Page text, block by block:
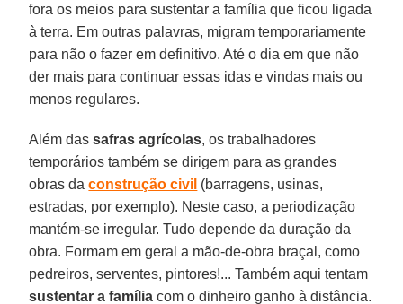
fora os meios para sustentar a família que ficou ligada
à terra. Em outras palavras, migram temporariamente
para não o fazer em definitivo. Até o dia em que não
der mais para continuar essas idas e vindas mais ou
menos regulares.
Além dassafras agrícolas, os trabalhadores
temporários também se dirigem para as grandes
obras daconstrução civil (barragens, usinas,
estradas, por exemplo). Neste caso, a periodização
mantém-se irregular. Tudo depende da duração da
obra. Formam em geral a mão-de-obra braçal, como
pedreiros, serventes, pintores!... Também aqui tentam
sustentar a família com o dinheiro ganho à distância.